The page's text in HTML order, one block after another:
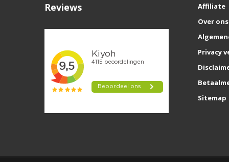
Reviews
Affiliate
Over ons
Privacy
Sitemap